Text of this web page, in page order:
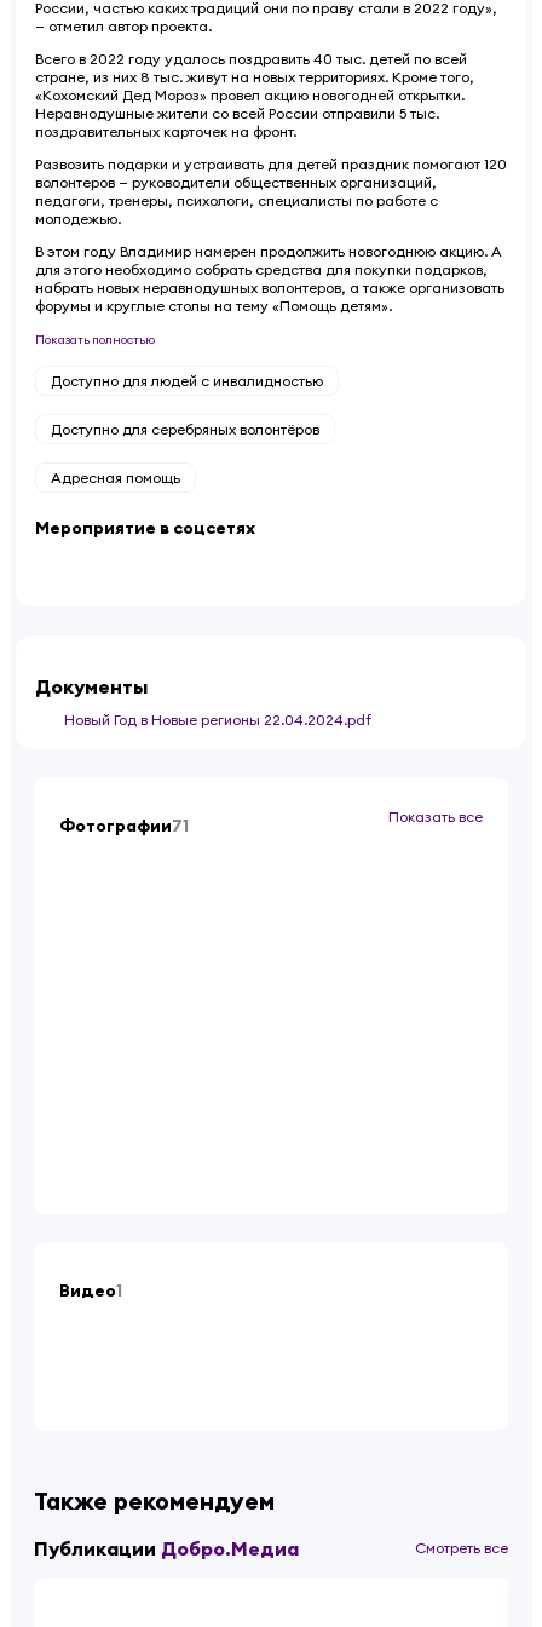
России, частью каких традиций они по праву стали в 2022 году»,
— отметил автор проекта.
Всего в 2022 году удалось поздравить 40 тыс. детей по всей
стране, из них 8 тыс. живут на новых территориях. Кроме того,
«Кохомский Дед Мороз» провел акцию новогодней открытки.
Неравнодушные жители со всей России отправили 5 тыс.
поздравительных карточек на фронт.
Развозить подарки и устраивать для детей праздник помогают 120
волонтеров — руководители общественных организаций,
педагоги, тренеры, психологи, специалисты по работе с
молодежью.
В этом году Владимир намерен продолжить новогоднюю акцию. А
для этого необходимо собрать средства для покупки подарков,
набрать новых неравнодушных волонтеров, а также организовать
форумы и круглые столы на тему «Помощь детям».
Показать полностью
Доступно для людей с инвалидностью
Доступно для серебряных волонтёров
Адресная помощь
Мероприятие в соцсетях
Документы
Новый Год в Новые регионы 22.04.2024.pdf
Фотографии71 Показать все
Видео1
Также рекомендуем
Публикации Добро.Медиа Смотреть все